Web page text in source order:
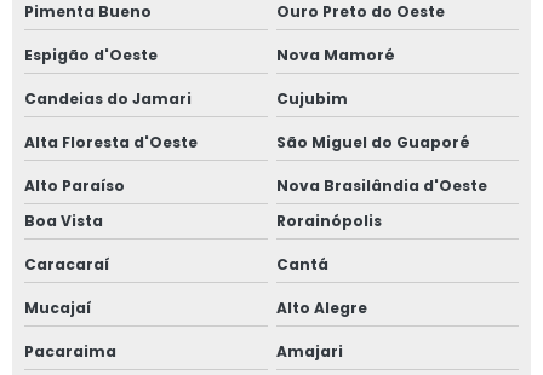
Pimenta Bueno Ouro Preto do Oeste
Espigão d'Oeste Nova Mamoré
Candeias do Jamari Cujubim
Alta Floresta d'Oeste São Miguel do Guaporé
Alto Paraíso
Nova Brasilândia d'Oeste
Boa Vista
Rorainópolis
Caracaraí Cantá
Mucajaí Alto Alegre
Pacaraima Amajari